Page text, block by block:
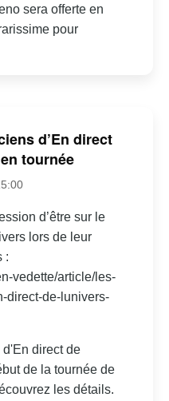
sera offerte en
pour
d’En direct
tournée
d’être sur le
lors de leur
:
vedette/article/les-
direct-de-lunivers-
direct de
de la tournée de
les détails.